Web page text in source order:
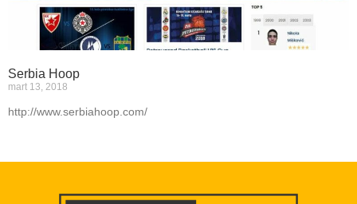
Serbia Hoop
mart 13, 2018
http://www.serbiahoop.com/